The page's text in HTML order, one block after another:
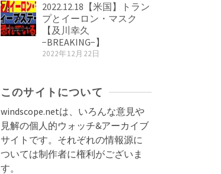
2022.12.18【米国】トラン
プとイーロン・マスク
【及川幸久
−BREAKING−】
2022年12月22日
このサイトについて
windscope.netは、いろんな意見や
見解の個人的ウォッチ&アーカイブ
サイトです。それぞれの情報源に
ついては制作者に権利がございま
す。